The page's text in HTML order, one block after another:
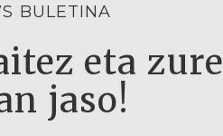
BULETINA
eta zure
jaso!